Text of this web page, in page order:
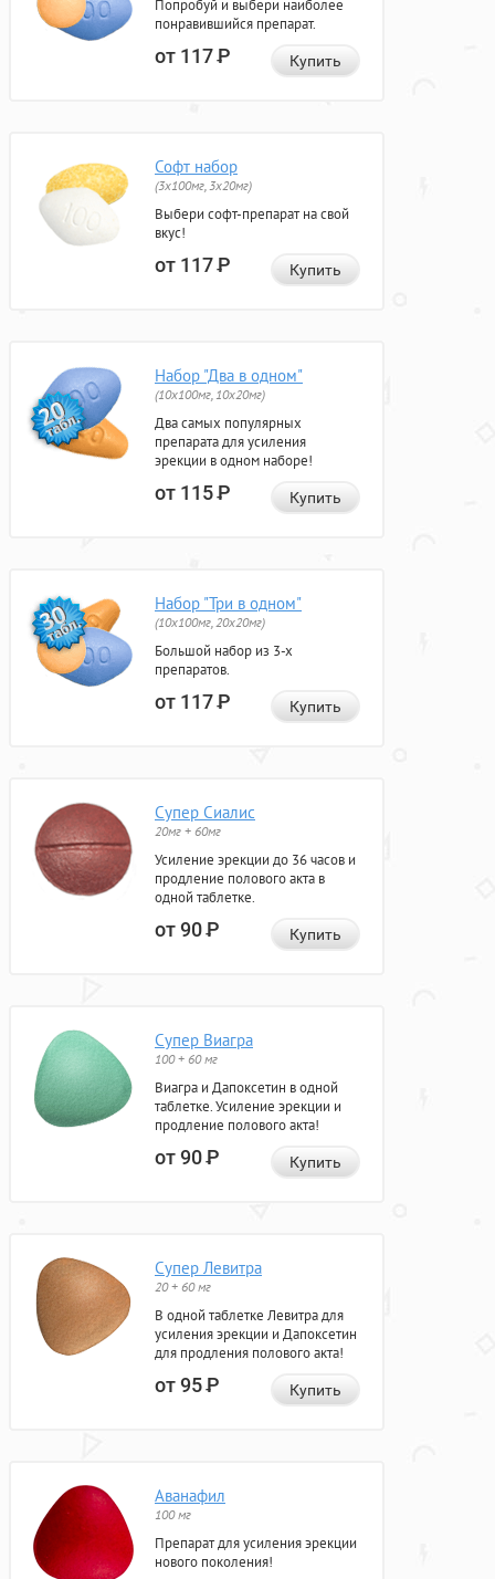
Попробуй и выбери наиболее
понравившийся препарат.
от 117Р Купить
Софт набор
(3x100мг, 3x20мг)
Выбери софт-препарат на свой
вкус!
от 117Р Купить
Набор "Два в одном"
(10x100мг, 10x20мг)
Два самых популярных
препарата для усиления
эрекции в одном наборе!
от 115Р Купить
Набор "Три в одном"
(10x100мг, 20x20мг)
Большой набор из 3-х
препаратов.
от 117Р Купить
Супер Сиалис
20мг + 60мг
Усиление эрекции до 36 часов и
продление полового акта в
одной таблетке.
от 90Р Купить
Супер Виагра
100 + 60 мг
Виагра и Дапоксетин в одной
таблетке. Усиление эрекции и
продление полового акта!
от 90Р Купить
Супер Левитра
20 + 60 мг
В одной таблетке Левитра для
усиления эрекции и Дапоксетин
для продления полового акта!
от 95Р Купить
Аванафил
100 мг
Препарат для усиления эрекции
нового поколения!